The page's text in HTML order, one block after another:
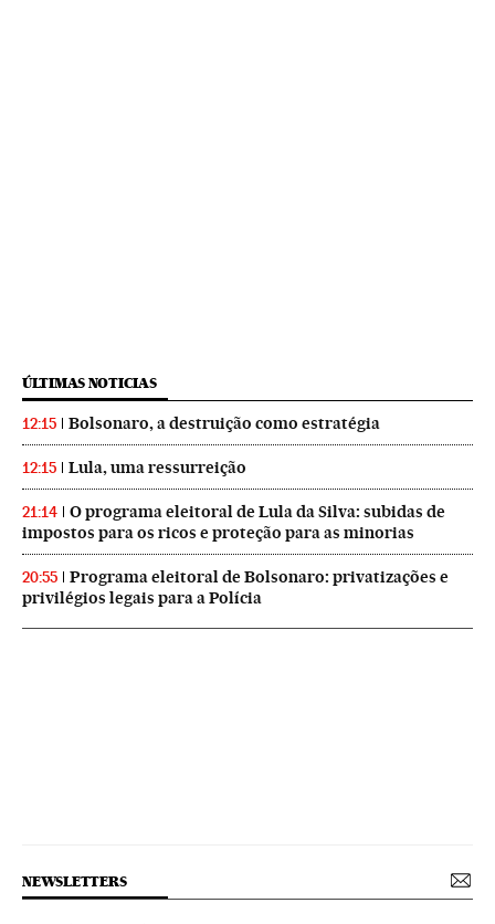
ÚLTIMAS NOTICIAS
12:15 Bolsonaro, a destruição como estratégia
12:15 Lula, uma ressurreição
21:14
O programa eleitoral de Lula da Silva: subidas de
impostos para os ricos e proteção para as minorias
20:55
Programa eleitoral de Bolsonaro: privatizações e
privilégios legais para a Polícia
NEWSLETTERS